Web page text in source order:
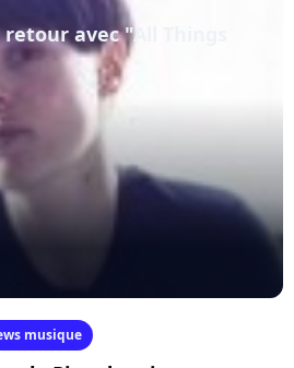
retour avec "All Things
musique